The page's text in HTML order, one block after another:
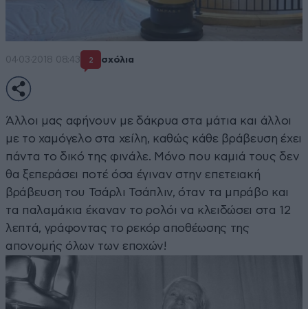
04·03·2018 08:43 2 σχόλια
Άλλοι μας αφήνουν με δάκρυα στα μάτια και άλλοι
με το χαμόγελο στα χείλη, καθώς κάθε βράβευση έχει
πάντα το δικό της φινάλε. Μόνο που καμιά τους δεν
θα ξεπεράσει ποτέ όσα έγιναν στην επετειακή
βράβευση του Τσάρλι Τσάπλιν, όταν τα μπράβο και
τα παλαμάκια έκαναν το ρολόι να κλειδώσει στα 12
λεπτά, γράφοντας το ρεκόρ αποθέωσης της
απονομής όλων των εποχών!